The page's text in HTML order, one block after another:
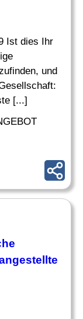
Ist dies Ihr
und
[...]